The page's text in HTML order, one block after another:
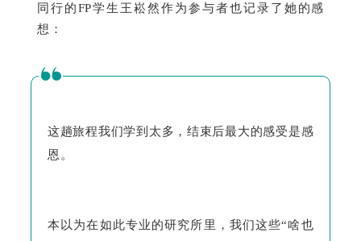
同行的FP学生王崧然作为参与者也记录了她的感
想：
这趟旅程我们学到太多，结束后最大的感受是感
恩。
本以为在如此专业的研究所里，我们这些“啥也